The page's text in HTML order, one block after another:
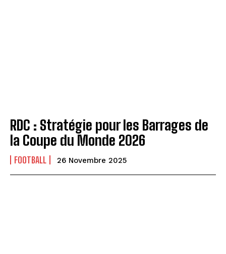
RDC : Stratégie pour les Barrages de
la Coupe du Monde 2026
FOOTBALL 26 Novembre 2025